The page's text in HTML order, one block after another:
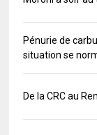
Pénurie de
situation se
De la CRC au